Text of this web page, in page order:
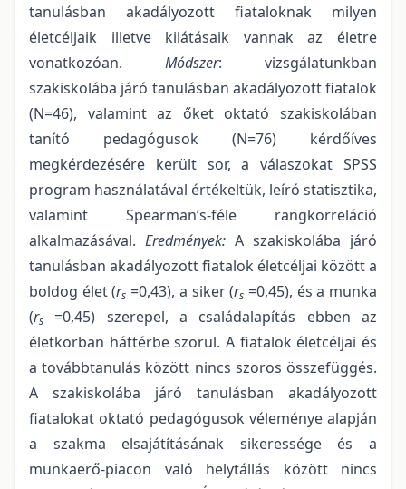
tanulásban akadályozott fiataloknak milyen
életcéljaik illetve kilátásaik vannak az életre
vonatkozóan. Módszer: vizsgálatunkban
szakiskolába járó tanulásban akadályozott fiatalok
(N=46), valamint az őket oktató szakiskolában
tanító pedagógusok (N=76) kérdőíves
megkérdezésére került sor, a válaszokat SPSS
program használatával értékeltük, leíró statisztika,
valamint Spearman’s-féle rangkorreláció
alkalmazásával. Eredmények: A szakiskolába járó
tanulásban akadályozott fiatalok életcéljai között a
boldog élet (rs =0,43), a siker (rs =0,45), és a munka
(rs
=0,45) szerepel, a családalapítás ebben az
életkorban háttérbe szorul. A fiatalok életcéljai és
a továbbtanulás között nincs szoros összefüggés.
A szakiskolába járó tanulásban akadályozott
fiatalokat oktató pedagógusok véleménye alapján
a szakma elsajátításának sikeressége és a
munkaerő-piacon való helytállás között nincs